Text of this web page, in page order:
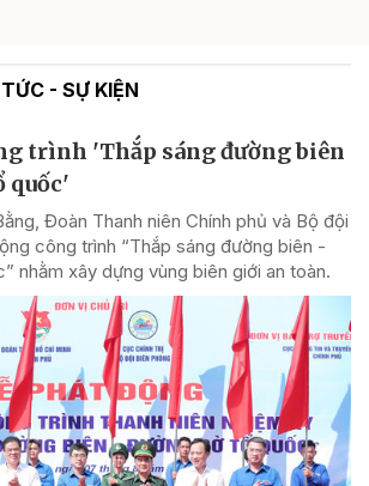
- SỰ KIỆN
trình 'Thắp sáng đường biên
quốc'
Đoàn Thanh niên Chính phủ và Bộ đội
công trình “Thắp sáng đường biên -
nhằm xây dựng vùng biên giới an toàn.